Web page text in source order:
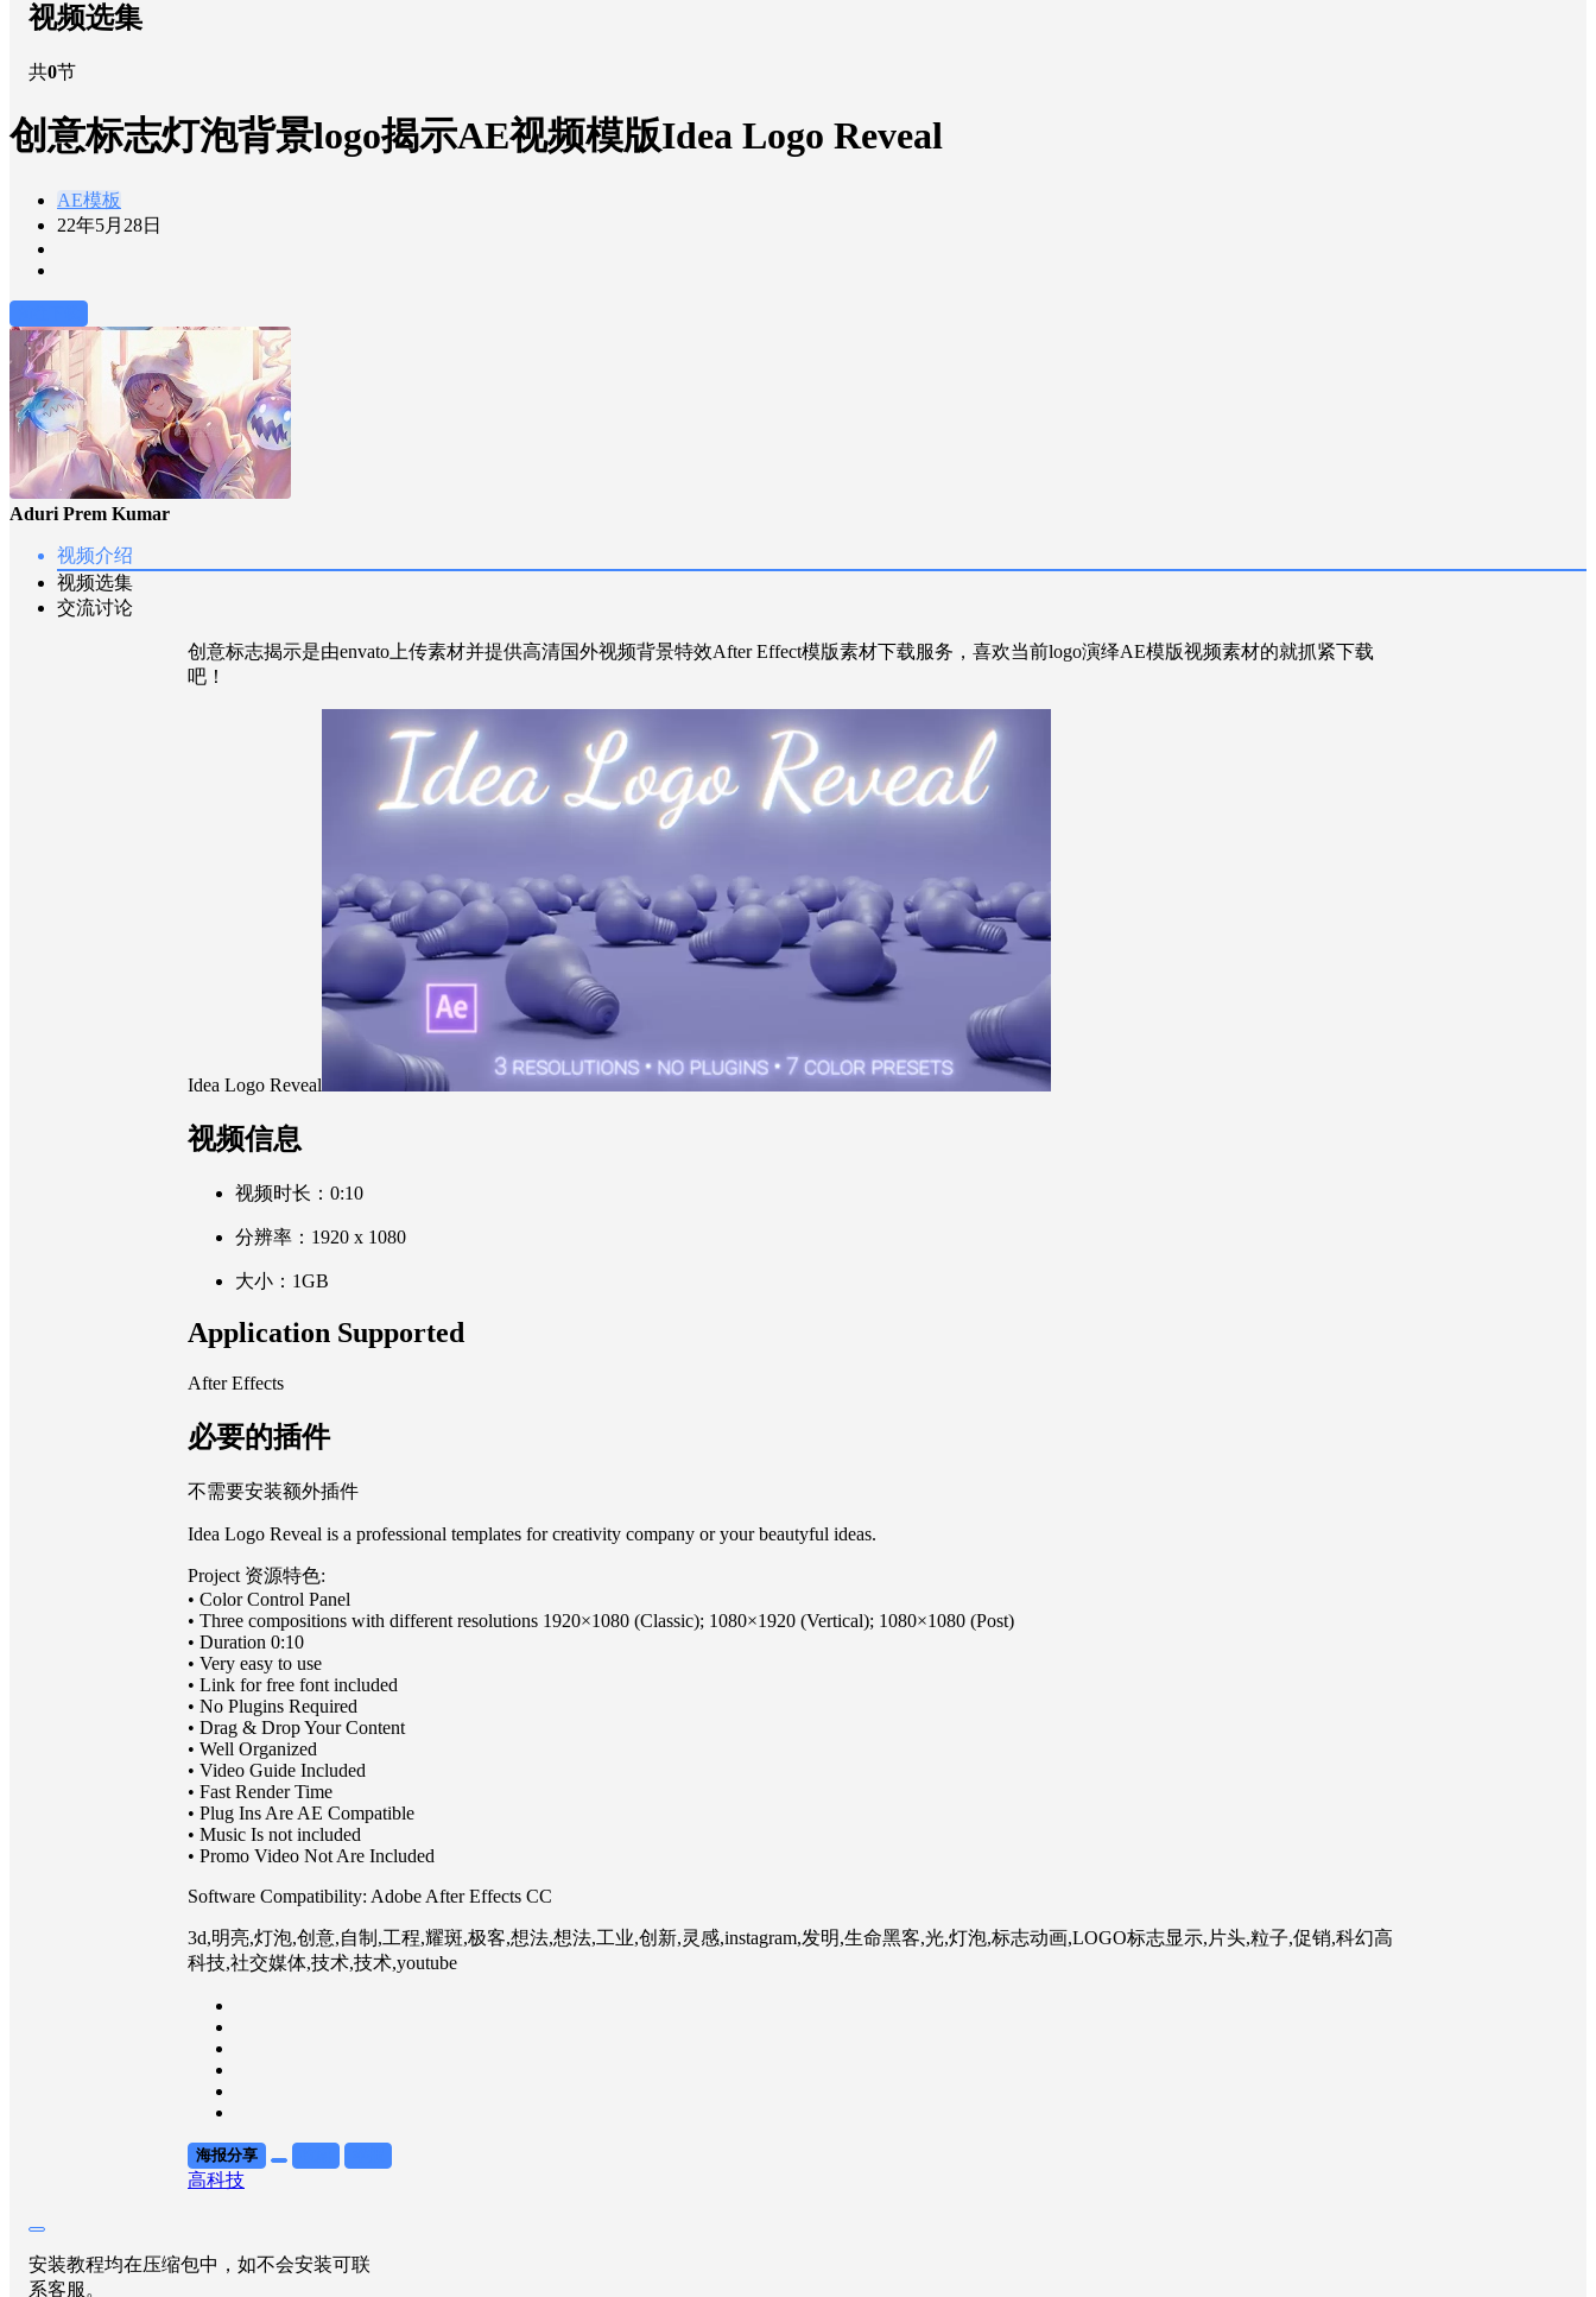
视频选集
共0节
创意标志灯泡背景logo揭示AE视频模版Idea Logo Reveal
AE模板
22年5月28日
Aduri Prem Kumar
视频介绍
视频选集
交流讨论
创意标志揭示是由envato上传素材并提供高清国外视频背景特效After Effect模版素材下载服务，喜欢当前logo演绎AE模版视频素材的就抓紧下载
吧！
Idea Logo Reveal
视频信息
视频时长：0:10
分辨率：1920 x 1080
大小：1GB
Application Supported
After Effects
必要的插件
不需要安装额外插件
Idea Logo Reveal is a professional templates for creativity company or your beautyful ideas.
Project 资源特色:
• Color Control Panel
• Three compositions with different resolutions 1920×1080 (Classic); 1080×1920 (Vertical); 1080×1080 (Post)
• Duration 0:10
• Very easy to use
• Link for free font included
• No Plugins Required
• Drag & Drop Your Content
• Well Organized
• Video Guide Included
• Fast Render Time
• Plug Ins Are AE Compatible
• Music Is not included
• Promo Video Not Are Included
Software Compatibility: Adobe After Effects CC
3d,明亮,灯泡,创意,自制,工程,耀斑,极客,想法,想法,工业,创新,灵感,instagram,发明,生命黑客,光,灯泡,标志动画,LOGO标志显示,片头,粒子,促销,科幻高
科技,社交媒体,技术,技术,youtube
海报分享
高科技
安装教程均在压缩包中，如不会安装可联
系客服。